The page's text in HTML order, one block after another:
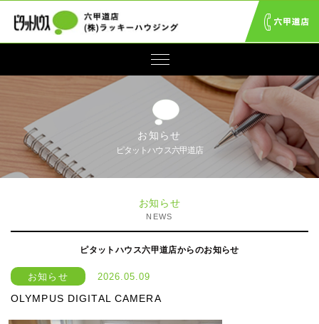
お知らせ
ピタットハウス六甲道店
お知らせ
NEWS
ピタットハウス六甲道店からのお知らせ
お知らせ 2026.05.09
OLYMPUS DIGITAL CAMERA